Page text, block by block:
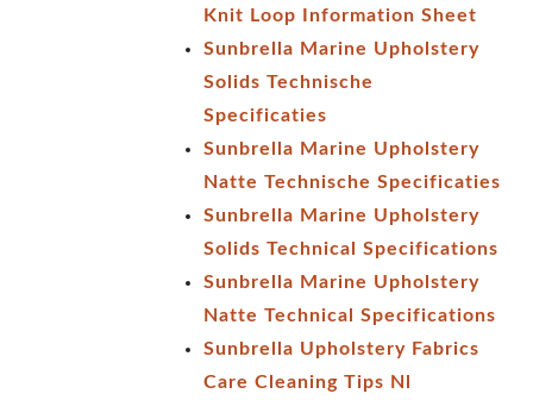
Knit Loop Information Sheet
Sunbrella Marine Upholstery
Solids Technische
Specificaties
Sunbrella Marine Upholstery
Natte Technische Specificaties
Sunbrella Marine Upholstery
Solids Technical Specifications
Sunbrella Marine Upholstery
Natte Technical Specifications
Sunbrella Upholstery Fabrics
Care Cleaning Tips Nl